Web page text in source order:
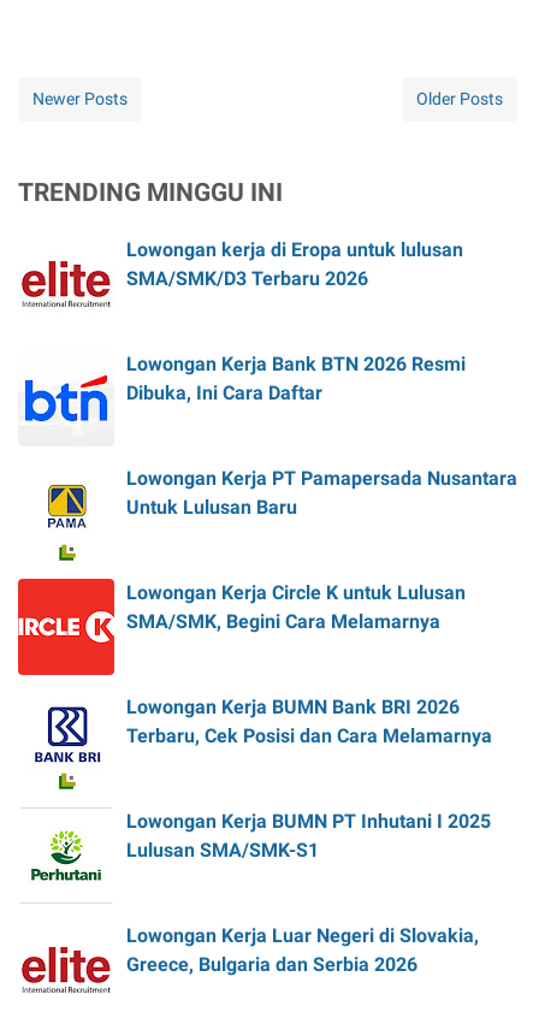
Newer Posts Older Posts
TRENDING MINGGU INI
Lowongan kerja di Eropa untuk lulusan
SMA/SMK/D3 Terbaru 2026
Lowongan Kerja Bank BTN 2026 Resmi
Dibuka, Ini Cara Daftar
Lowongan Kerja PT Pamapersada Nusantara
Untuk Lulusan Baru
Lowongan Kerja Circle K untuk Lulusan
SMA/SMK, Begini Cara Melamarnya
Lowongan Kerja BUMN Bank BRI 2026
Terbaru, Cek Posisi dan Cara Melamarnya
Lowongan Kerja BUMN PT Inhutani I 2025
Lulusan SMA/SMK-S1
Lowongan Kerja Luar Negeri di Slovakia,
Greece, Bulgaria dan Serbia 2026